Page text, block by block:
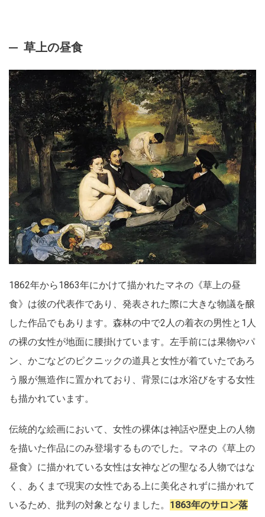
草上の昼食
1862年から1863年にかけて描かれたマネの《草上の昼
食》は彼の代表作であり、発表された際に大きな物議を醸
した作品でもあります。森林の中で2人の着衣の男性と1人
の裸の女性が地面に腰掛けています。左手前には果物やパ
ン、かごなどのピクニックの道具と女性が着ていたであろ
う服が無造作に置かれており、背景には水浴びをする女性
も描かれています。
伝統的な絵画において、女性の裸体は神話や歴史上の人物
を描いた作品にのみ登場するものでした。マネの《草上の
昼食》に描かれている女性は女神などの聖なる人物ではな
く、あくまで現実の女性である上に美化されずに描かれて
いるため、批判の対象となりました。 1863年のサロン落